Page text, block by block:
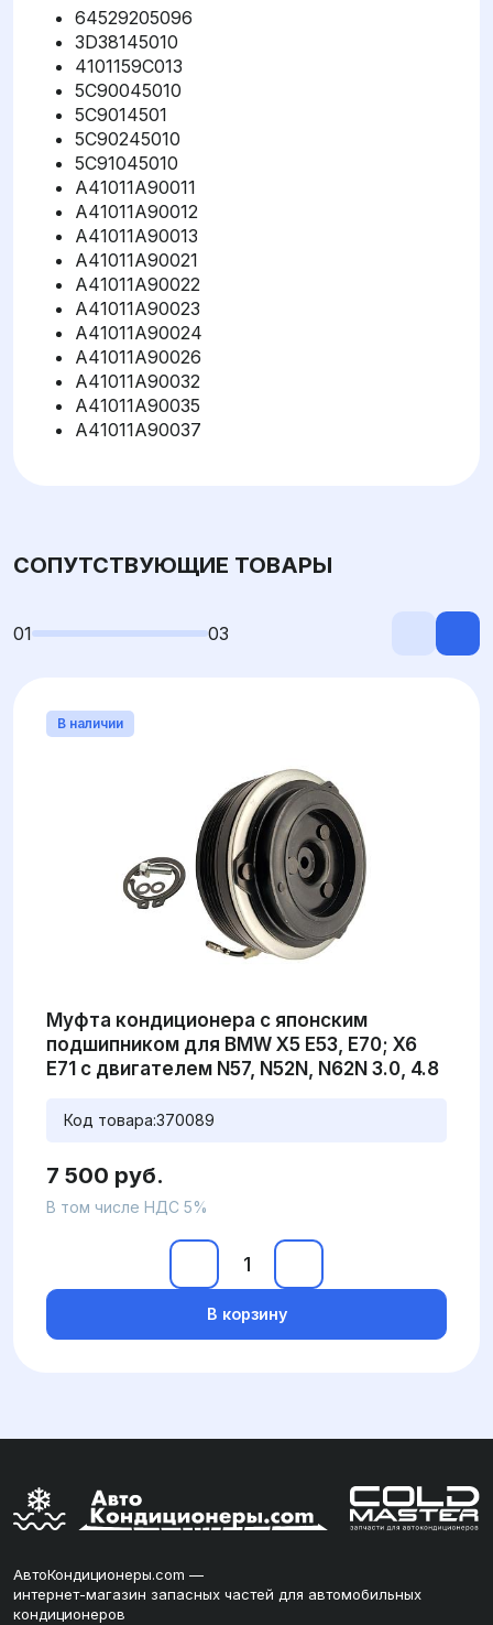
64529205096
3D38145010
4101159C013
5C90045010
5C9014501
5C90245010
5C91045010
A41011A90011
A41011A90012
A41011A90013
A41011A90021
A41011A90022
A41011A90023
A41011A90024
A41011A90026
A41011A90032
A41011A90035
A41011A90037
СОПУТСТВУЮЩИЕ ТОВАРЫ
01 03
В наличии
Муфта кондиционера с японским
подшипником для BMW X5 E53, E70; X6
E71 с двигателем N57, N52N, N62N 3.0, 4.8
Код товара:370089
7 500 руб.
В том числе НДС 5%
В корзину
АвтоКондиционеры.com —
интернет-магазин запасных частей для автомобильных
кондиционеров